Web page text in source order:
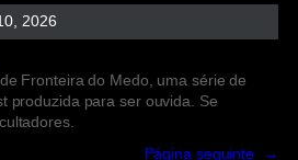
2026
Fronteira do Medo, uma série de
produzida para ser ouvida. Se
Página seguinte →